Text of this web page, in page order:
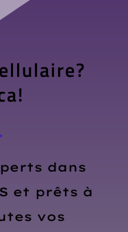
dans
et prêts à
vos